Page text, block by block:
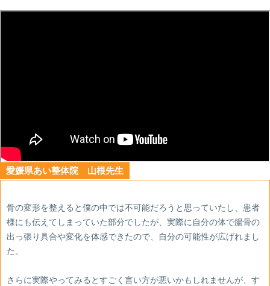
愛媛県あい整体院 山根先生
骨の変形を整えると僕の中では不可能だろうと思っていたし、患者
様にも伝えてしまっていた部分でしたが、実際に自分の体で腸骨の
出っ張り具合や変化を体感できたので、自分の可能性が広げれまし
た。
さらに実際やってみるとすごく言い方が悪いかもしれませんが、す